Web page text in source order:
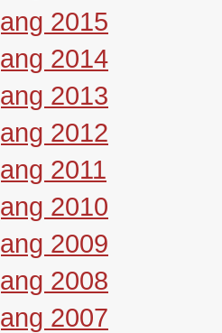
2015
2014
2013
2012
2011
2010
2009
2008
2007